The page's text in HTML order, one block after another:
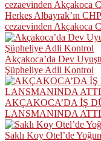
Herkes Albayrak’ın
cezaevinden Akçakoca
Akçakoca’da Dev
Şüpheliye Adli Kontrol
AKÇAKOCA’DA İŞ
LANSMANINDA ATTI
Saklı Koy Otel’de